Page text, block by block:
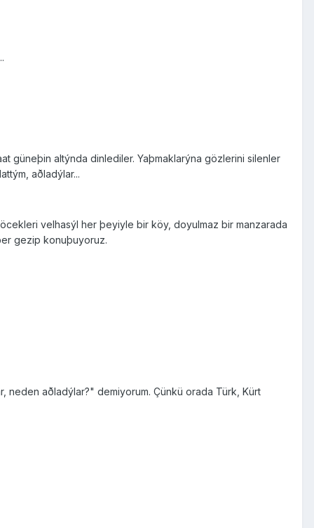
güneþin altýnda dinlediler. Yaþmaklarýna gözlerini silenler
aðladýlar...
velhasýl her þeyiyle bir köy, doyulmaz bir manzarada
gezip konuþuyoruz.
aðladýlar?" demiyorum. Çünkü orada Türk, Kürt